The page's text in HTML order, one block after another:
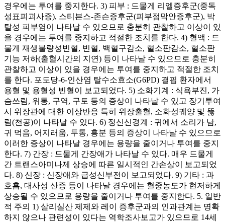
경우에는 투여를 중지한다. 3) 피부 : 드물게 리엘증후군(중독
성표피괴사증), 스티븐스-존슨증후군(피부점막안증후군), 박
탈성 피부염이 나타날 수 있으므로 충분히 관찰하고 이상이 있
을 경우에는 투여를 중지하고 적절한 조치를 한다. 4) 혈액 : 드
물게 재생불량성빈혈, 빈혈, 백혈구감소, 혈소판감소, 혈소판
기능 저하(출혈시간의 지연) 등이 나타날 수 있으므로 충분히
관찰하고 이상이 있을 경우에는 투여를 중지하고 적절한 조치
를 한다. 포도당-6-인산염 탈수소효소(G6PD) 결핍 환자에서
용혈 및 용혈성 빈혈이 보고되었다. 5) 소화기계 : 식욕부진, 가
슴쓰림, 위통, 구역, 구토 등의 증상이 나타날 수 있고 장기투여
시 위장관에 대한 이상반응 특히 위장출혈, 소화성궤양 및 뚫
림(천공)이 나타날 수 있다. 6) 정신신경계 : 귀에서 소리가 남,
귀 먹음, 어지러움, 두통, 흥분 등의 증상이 나타날 수 있으므로
이러한 증상이 나타날 경우에는 용량을 줄이거나 투여를 중지
한다. 7) 간장 : 드물게 간장애가 나타날 수 있다. 매우 드물게
간 트랜스아미나제 상승에 따른 일시적인 간손상이 보고되었
다. 8) 신장 : 신장애와 급성신부전이 보고되었다. 9) 기타 : 과
호흡, 대사성 산증 등이 나타날 경우에는 혈중농도가 현저하게
상승될 수 있으므로 용량을 줄이거나 투여를 중지한다. 5. 일반
적 주의 1) 살리실산 제제와 레이 증후군과의 인과관계는 명확
하지 않으나 관련성이 있다는 역학조사보고가 있으므로 14세